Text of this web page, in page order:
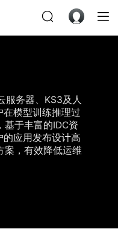
服务器、KS3及人
模型训练推理过
基于丰富的IDC资
应用发布设计高
案，有效降低运维